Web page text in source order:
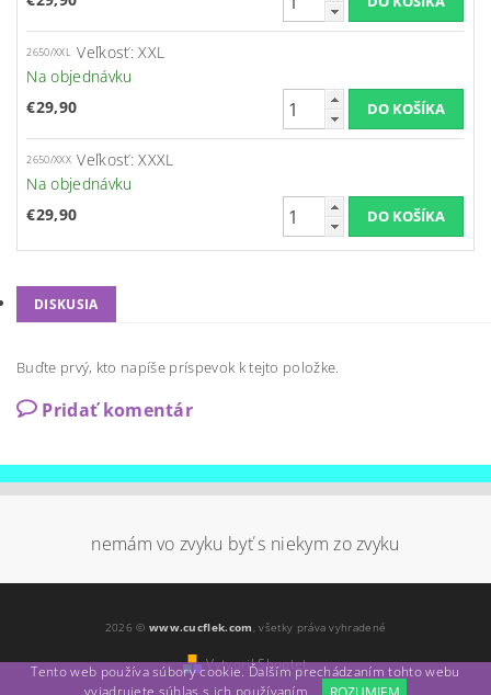
2650/XXL Veľkosť: XXL
Na objednávku
€29,90
2650/XXX Veľkosť: XXXL
Na objednávku
€29,90
DISKUSIA
Buďte prvý, kto napíše príspevok k tejto položke.
Pridať komentár
nemám vo zvyku byť s niekym zo zvyku
2026 © www.cucflek.com, všetky práva vyhradené
Vytvoril Shoptet
Tento web používa súbory cookie. Ďalším prechádzaním tohto webu